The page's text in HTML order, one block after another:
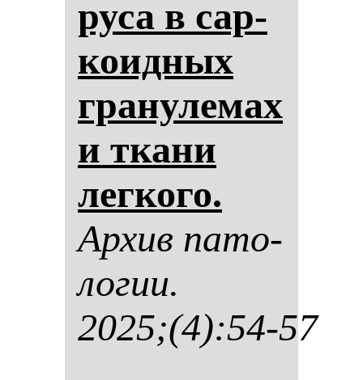
ру­са в сар­
ко­ид­ных
гра­ну­ле­мах
и тка­ни
лег­ко­го.
Ар­хив па­то­
ло­гии.
2025;(4):54-57